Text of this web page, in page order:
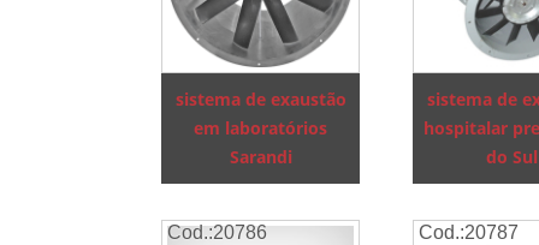
sistema de exaustão
em laboratórios
Sarandi
sistema de
hospitalar
do Sul
Cod.:20786 Cod.:20787